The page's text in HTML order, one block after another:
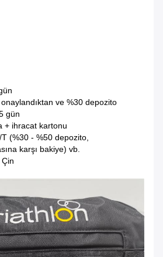
ve %30 depozito
gün
+ ihracat kartonu
(%30 - %50 depozito,
karşı bakiye) vb.